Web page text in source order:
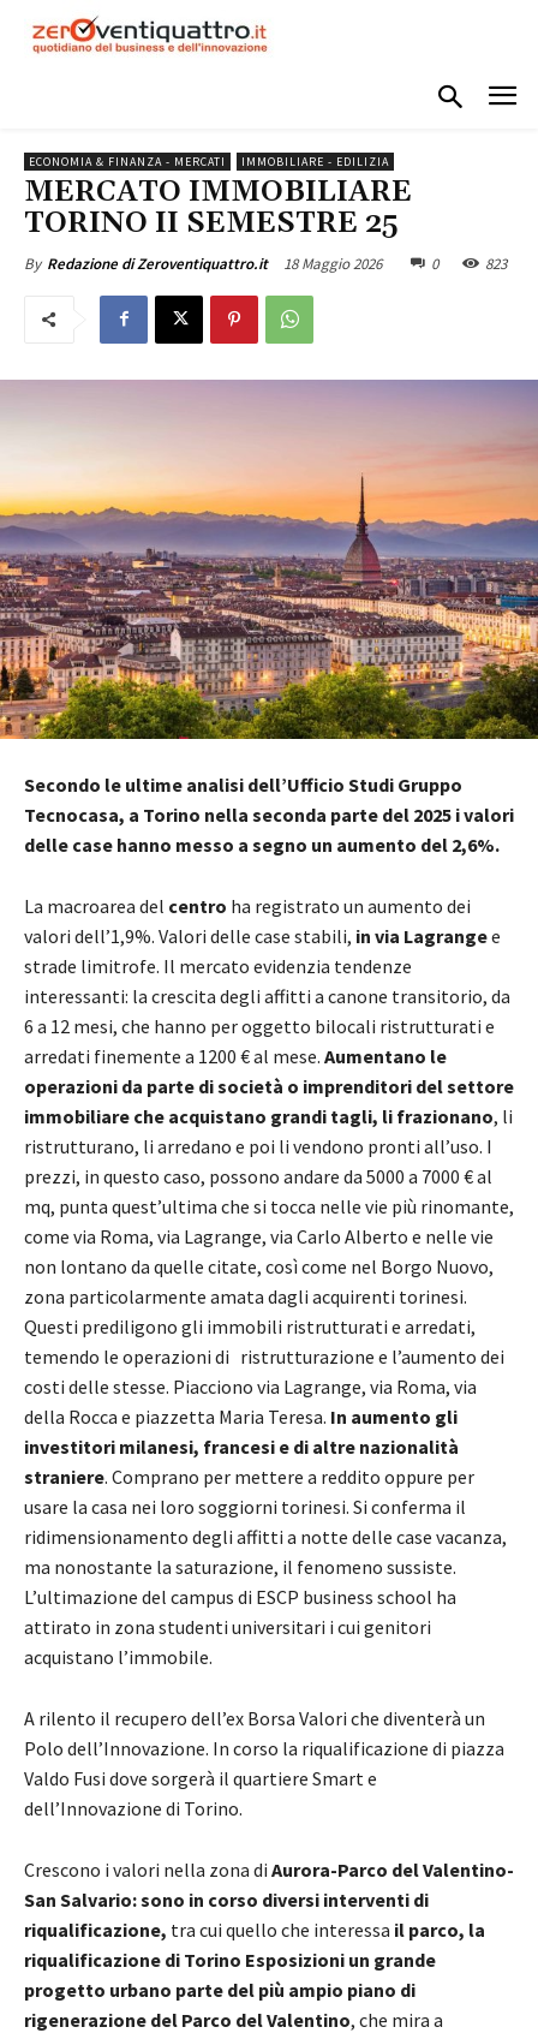
ECONOMIA & FINANZA - MERCATI IMMOBILIARE - EDILIZIA
MERCATO IMMOBILIARE
TORINO II SEMESTRE 25
By Redazione di Zeroventiquattro.it 18 Maggio 2026 0 823
Secondo le ultime analisi dell’Ufficio Studi Gruppo
Tecnocasa, a Torino nella seconda parte del 2025 i valori
delle case hanno messo a segno un aumento del 2,6%.
La macroarea del centro ha registrato un aumento dei
valori dell’1,9%. Valori delle case stabili, in via Lagrangee
strade limitrofe. Il mercato evidenzia tendenze
interessanti: la crescita degli affitti a canone transitorio, da
6 a 12 mesi, che hanno per oggetto bilocali ristrutturati e
arredati finemente a 1200 € al mese. Aumentano le
operazioni da parte di società o imprenditori del settore
immobiliare che acquistano grandi tagli, li frazionano, li
ristrutturano, li arredano e poi li vendono pronti all’uso. I
prezzi, in questo caso, possono andare da 5000 a 7000 € al
mq, punta quest’ultima che si tocca nelle vie più rinomante,
come via Roma, via Lagrange, via Carlo Alberto e nelle vie
non lontano da quelle citate, così come nel Borgo Nuovo,
zona particolarmente amata dagli acquirenti torinesi.
Questi prediligono gli immobili ristrutturati e arredati,
temendo le operazioni di ristrutturazione e l’aumento dei
costi delle stesse. Piacciono via Lagrange, via Roma, via
della Rocca e piazzetta Maria Teresa. In aumento gli
investitori milanesi, francesi e di altre nazionalità
straniere. Comprano per mettere a reddito oppure per
usare la casa nei loro soggiorni torinesi. Si conferma il
ridimensionamento degli affitti a notte delle case vacanza,
ma nonostante la saturazione, il fenomeno sussiste.
L’ultimazione del campus di ESCP business school ha
attirato in zona studenti universitari i cui genitori
acquistano l’immobile.
A rilento il recupero dell’ex Borsa Valori che diventerà un
Polo dell’Innovazione. In corso la riqualificazione di piazza
Valdo Fusi dove sorgerà il quartiere Smart e
dell’Innovazione di Torino.
Crescono i valori nella zona di Aurora-Parco del Valentino-
San Salvario: sono in corso diversi interventi di
riqualificazione, tra cui quello che interessa il parco, la
riqualificazione di Torino Esposizioni un grande
progetto urbano parte del più ampio piano di
rigenerazione del Parco del Valentino, che mira a